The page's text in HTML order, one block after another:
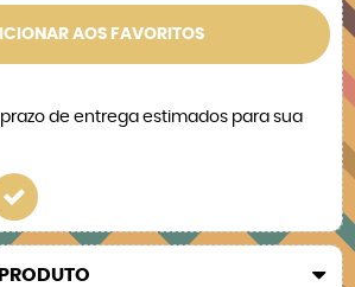
AOS FAVORITOS
de entrega estimados para sua